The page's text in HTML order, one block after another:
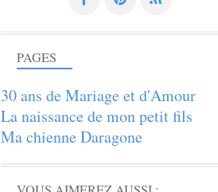
PAGES
30 ans de Mariage et d'Amour
La naissance de mon petit fils
Ma chienne Daragone